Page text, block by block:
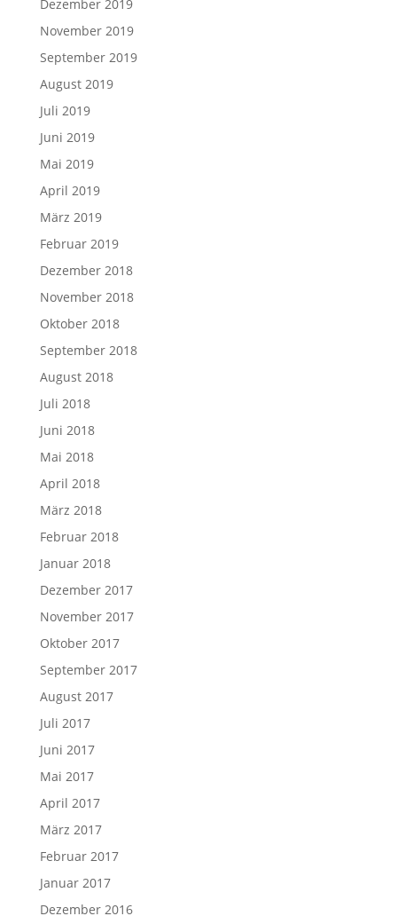
Dezember 2019
November 2019
September 2019
August 2019
Juli 2019
Juni 2019
Mai 2019
April 2019
März 2019
Februar 2019
Dezember 2018
November 2018
Oktober 2018
September 2018
August 2018
Juli 2018
Juni 2018
Mai 2018
April 2018
März 2018
Februar 2018
Januar 2018
Dezember 2017
November 2017
Oktober 2017
September 2017
August 2017
Juli 2017
Juni 2017
Mai 2017
April 2017
März 2017
Februar 2017
Januar 2017
Dezember 2016